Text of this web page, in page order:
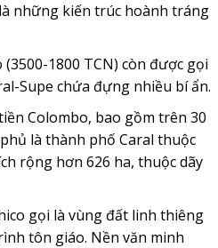
những kiến trúc hoành tráng
1800 TCN) còn được gọi
Supe chứa đựng nhiều bí ẩn.
Colombo, bao gồm trên 30
là thành phố Caral thuộc
rộng hơn 626 ha, thuộc dãy
gọi là vùng đất linh thiêng
tôn giáo. Nền văn minh